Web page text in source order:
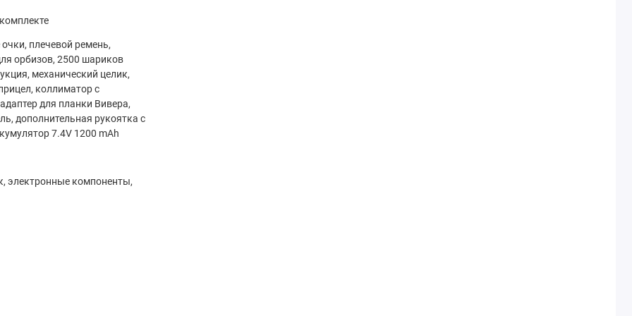
— ты тренируешь:
баттлов.
в воде и не вредят природе.
баталии?
режим победы.
плечевой ремень,
орбизов, 2500 шариков
механический целик,
коллиматор с
для планки Вивера,
дополнительная рукоятка с
7.4V 1200 mAh
электронные компоненты,